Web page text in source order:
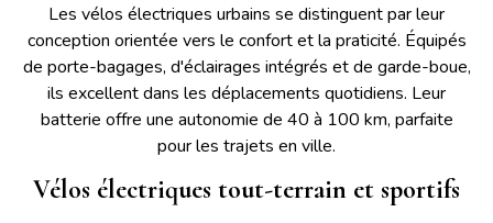
Les vélos électriques urbains se distinguent par leur
conception orientée vers le confort et la praticité. Équipés
de porte-bagages, d'éclairages intégrés et de garde-boue,
ils excellent dans les déplacements quotidiens. Leur
batterie offre une autonomie de 40 à 100 km, parfaite
pour les trajets en ville.
Vélos électriques tout-terrain et sportifs